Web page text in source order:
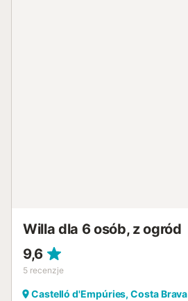
Willa dla 6 osób, z ogród
9,6
5 recenzje
Castelló d'Empúries, Costa Brava